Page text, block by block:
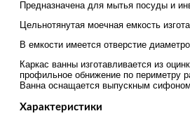
Предназначена для мытья посуды и
Цельнотянутая моечная емкость
В емкости имеется отверстие
Каркас ванны изготавливается из
профильное обнижение по периметру
Ванна оснащается выпускным сифоном.
Характеристики